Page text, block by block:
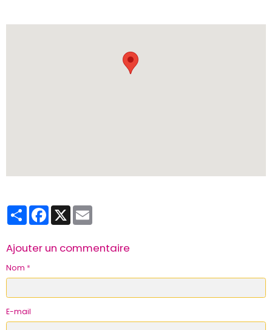
PartagerFacebook
X
Ajouter un commentaire
Nom
E-mail